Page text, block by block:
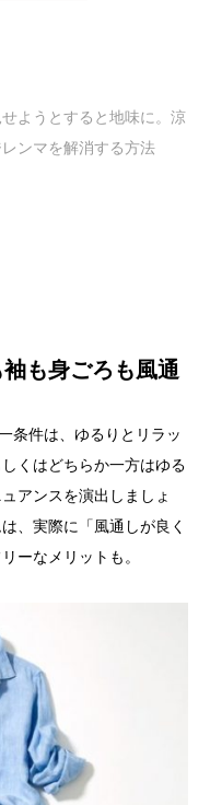
ようとすると地味に。涼
ンマを解消する方法
も身ごろも風通
条件は、ゆるりとリラッ
くはどちらか一方はゆる
アンスを演出しましょ
、実際に「風通しが良く
ーなメリットも。